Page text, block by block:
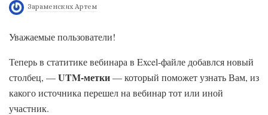
Зараменских Артем
Уважаемые пользователи!
Теперь в статитике вебинара в Excel-файле добавлся новый
столбец, —UTM-метки— который поможет узнать Вам, из
какого источника перешел на вебинар тот или иной
участник.